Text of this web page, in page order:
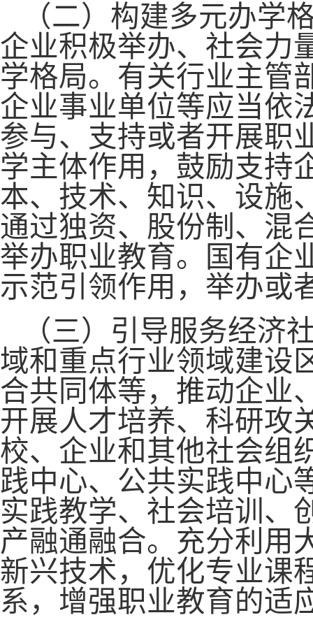
（二）构建多元办学
企业积极举办、社会力
学格局。有关行业主管
企业事业单位等应当依
参与、支持或者开展职
学主体作用，鼓励支持
本、技术、知识、设施
通过独资、股份制、混
举办职业教育。国有企
示范引领作用，举办或
（三）引导服务经济
域和重点行业领域建设
合共同体等，推动企业
开展人才培养、科研攻
校、企业和其他社会组
践中心、公共实践中心
实践教学、社会培训、
产融通融合。充分利用
新兴技术，优化专业课
系，增强职业教育的适